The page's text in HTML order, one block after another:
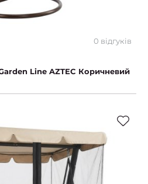
0 відгуків
Line AZTEC Коричневий